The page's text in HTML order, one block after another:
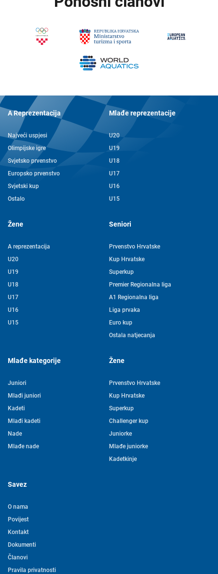
A Reprezentacija
Najveći uspjesi
Olimpijske igre
Svjetsko prvenstvo
Europsko prvenstvo
Svjetski kup
Ostalo
Mlađe reprezentacije
U20
U19
U18
U17
U16
U15
Žene
A reprezentacija
U20
U19
U18
U17
U16
U15
Seniori
Prvenstvo Hrvatske
Kup Hrvatske
Superkup
Premier Regionalna liga
A1 Regionalna liga
Liga prvaka
Euro kup
Ostala natjecanja
Mlađe kategorije
Juniori
Mlađi juniori
Kadeti
Mlađi kadeti
Nade
Mlađe nade
Žene
Prvenstvo Hrvatske
Kup Hrvatske
Superkup
Challenger kup
Juniorke
Mlađe juniorke
Kadetkinje
Savez
O nama
Povijest
Kontakt
Dokumenti
Članovi
Pravila privatnosti